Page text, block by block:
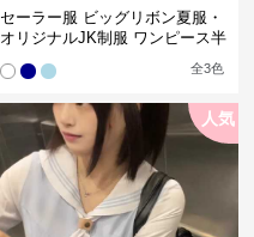
セーラー服 ビッグリボン夏服・
オリジナルJK制服 ワンピース半
全3色
人気